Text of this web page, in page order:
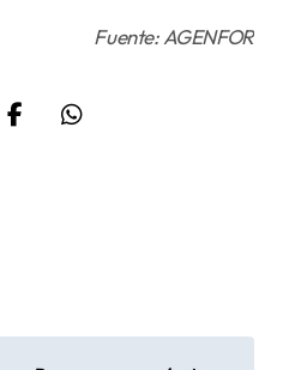
Fuente: AGENFOR